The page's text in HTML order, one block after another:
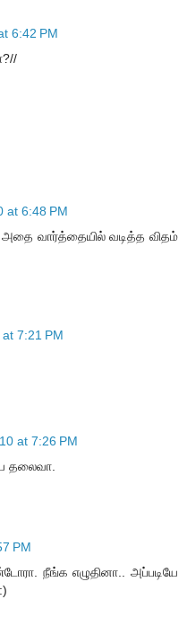
6:42 PM
at 6:48 PM
அதை வார்த்தையில் வடித்த விதம்
7:21 PM
at 7:26 PM
தலைவா.
PM
நீங்க எழுதினா.. அப்படியே